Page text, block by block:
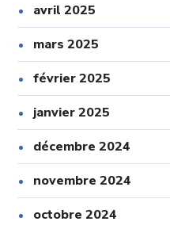
avril 2025
mars 2025
février 2025
janvier 2025
décembre 2024
novembre 2024
octobre 2024